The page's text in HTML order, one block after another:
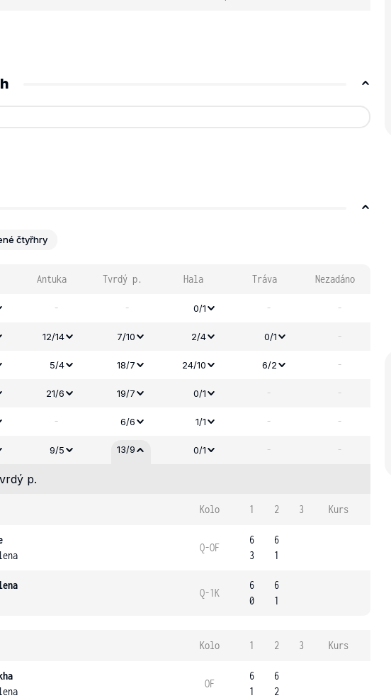
čtyřhry
Antuka Tvrdý p. Hala Tráva Nezadáno
- - 0/1 - -
12/14 7/10 2/4 0/1 -
5/4 18/7 24/10 6/2 -
21/6 19/7 0/1 - -
- 6/6 1/1 - -
9/5 13/9 0/1 - -
p.
Kolo 1 2 3 Kurs
Q-OF
6
3
6
1
Q-1K
6
0
6
1
Kolo 1 2 3 Kurs
OF
6
1
6
2